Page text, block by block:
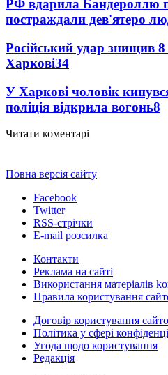
РФ вдарила Бандероллю
постраждали дев'ятеро
Російський удар знищив
Харкові34
У Харкові чоловік
поліція відкрила вогонь8
Читати коментарі
Повна версія сайту
Facebook
Twitter
RSS-стрічки
E-mail розсилка
Контакти
Реклама на сайті
Використання матеріалів
Правила користування
Договір користування
Політика у сфері
Угода щодо користування
Редакція